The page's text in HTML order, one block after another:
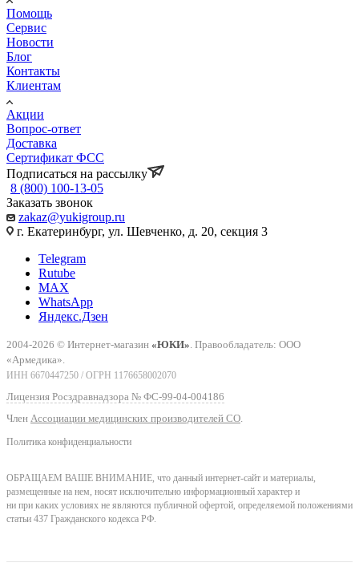
Помощь
Сервис
Новости
Блог
Контакты
Клиентам
Акции
Вопрос-ответ
Доставка
Сертификат ФСС
Подписаться на рассылку
8 (800) 100-13-05
Заказать звонок
zakaz@yukigroup.ru
г. Екатеринбург, ул. Шевченко, д. 20, секция 3
Telegram
Rutube
MAX
WhatsApp
Яндекс.Дзен
2004-2026 © Интернет-магазин «ЮКИ» . Правообладатель: ООО
«Армедика».
ИНН 6670447250 / ОГРН 1176658002070
Лицензия Росздравнадзора № ФС-99-04-004186
Член Ассоциации медицинских производителей СО
Политика конфиденциальности
ОБРАЩАЕМ ВАШЕ ВНИМАНИЕ, что данный интернет-сайт и материалы,
размещенные на нем, носят исключительно информационный характер и
ни при каких условиях не являются публичной офертой, определяемой положениями
статьи 437 Гражданского кодекса РФ.